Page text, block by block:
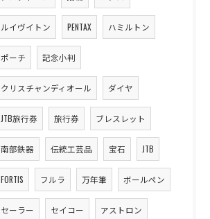
ルイヴイトン PENTAX ハミルトン
ポーチ 記念小判
クリスチャンディオール ダイヤ
JTB旅行券 旅行券 ブレスレット
南部鉄器 伝統工芸品 宝石 JTB
FORTIS フルラ 万年筆 ボールペン
セーラー セイコー アストロン